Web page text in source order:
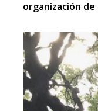
organización